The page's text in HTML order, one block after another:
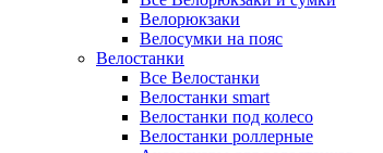
Велорюкзаки
Велосумки на пояс
Велостанки
Все Велостанки
Велостанки smart
Велостанки под колесо
Велостанки роллерные